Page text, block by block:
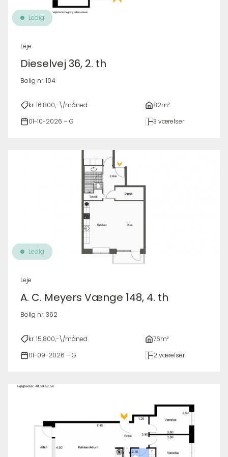
Ledig
Leje
Dieselvej 36, 2. th
Bolig nr. 104
kr. 16.800,-\/måned 82m²
01-10-2026 – G 3 værelser
Ledig
Leje
A. C. Meyers Vænge 148, 4. th
Bolig nr. 362
kr. 15.800,-\/måned 76m²
01-09-2026 – G 2 værelser